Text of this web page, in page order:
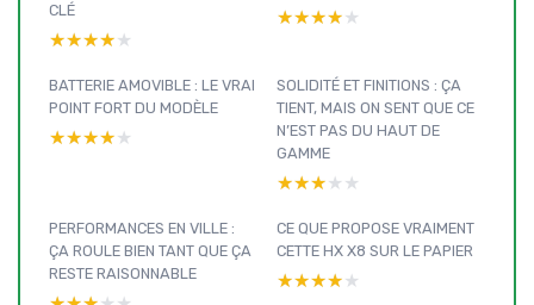
CLÉ
★★★★★
★★★★★
★★★★★
★★★★★
BATTERIE AMOVIBLE : LE VRAI
POINT FORT DU MODÈLE
★★★★★
★★★★★
SOLIDITÉ ET FINITIONS : ÇA
TIENT, MAIS ON SENT QUE CE
N’EST PAS DU HAUT DE
GAMME
★★★★★
★★★★★
PERFORMANCES EN VILLE :
ÇA ROULE BIEN TANT QUE ÇA
RESTE RAISONNABLE
CE QUE PROPOSE VRAIMENT
CETTE HX X8 SUR LE PAPIER
★★★★★
★★★★★